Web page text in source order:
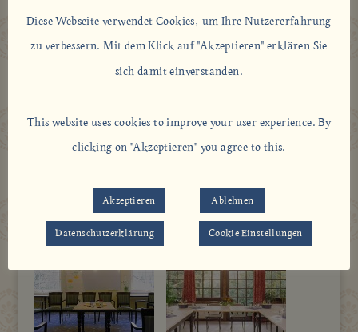
Diese Webseite verwendet Cookies, um Ihre Nutzererfahrung
zu verbessern. Mit dem Klick auf "Akzeptieren" erklären Sie
sich damit einverstanden.
This website uses cookies to improve your user experience. By
clicking on "Akzeptieren" you agree to this.
Akzeptieren Ablehnen
Datenschutzerklärung Cookie Einstellungen